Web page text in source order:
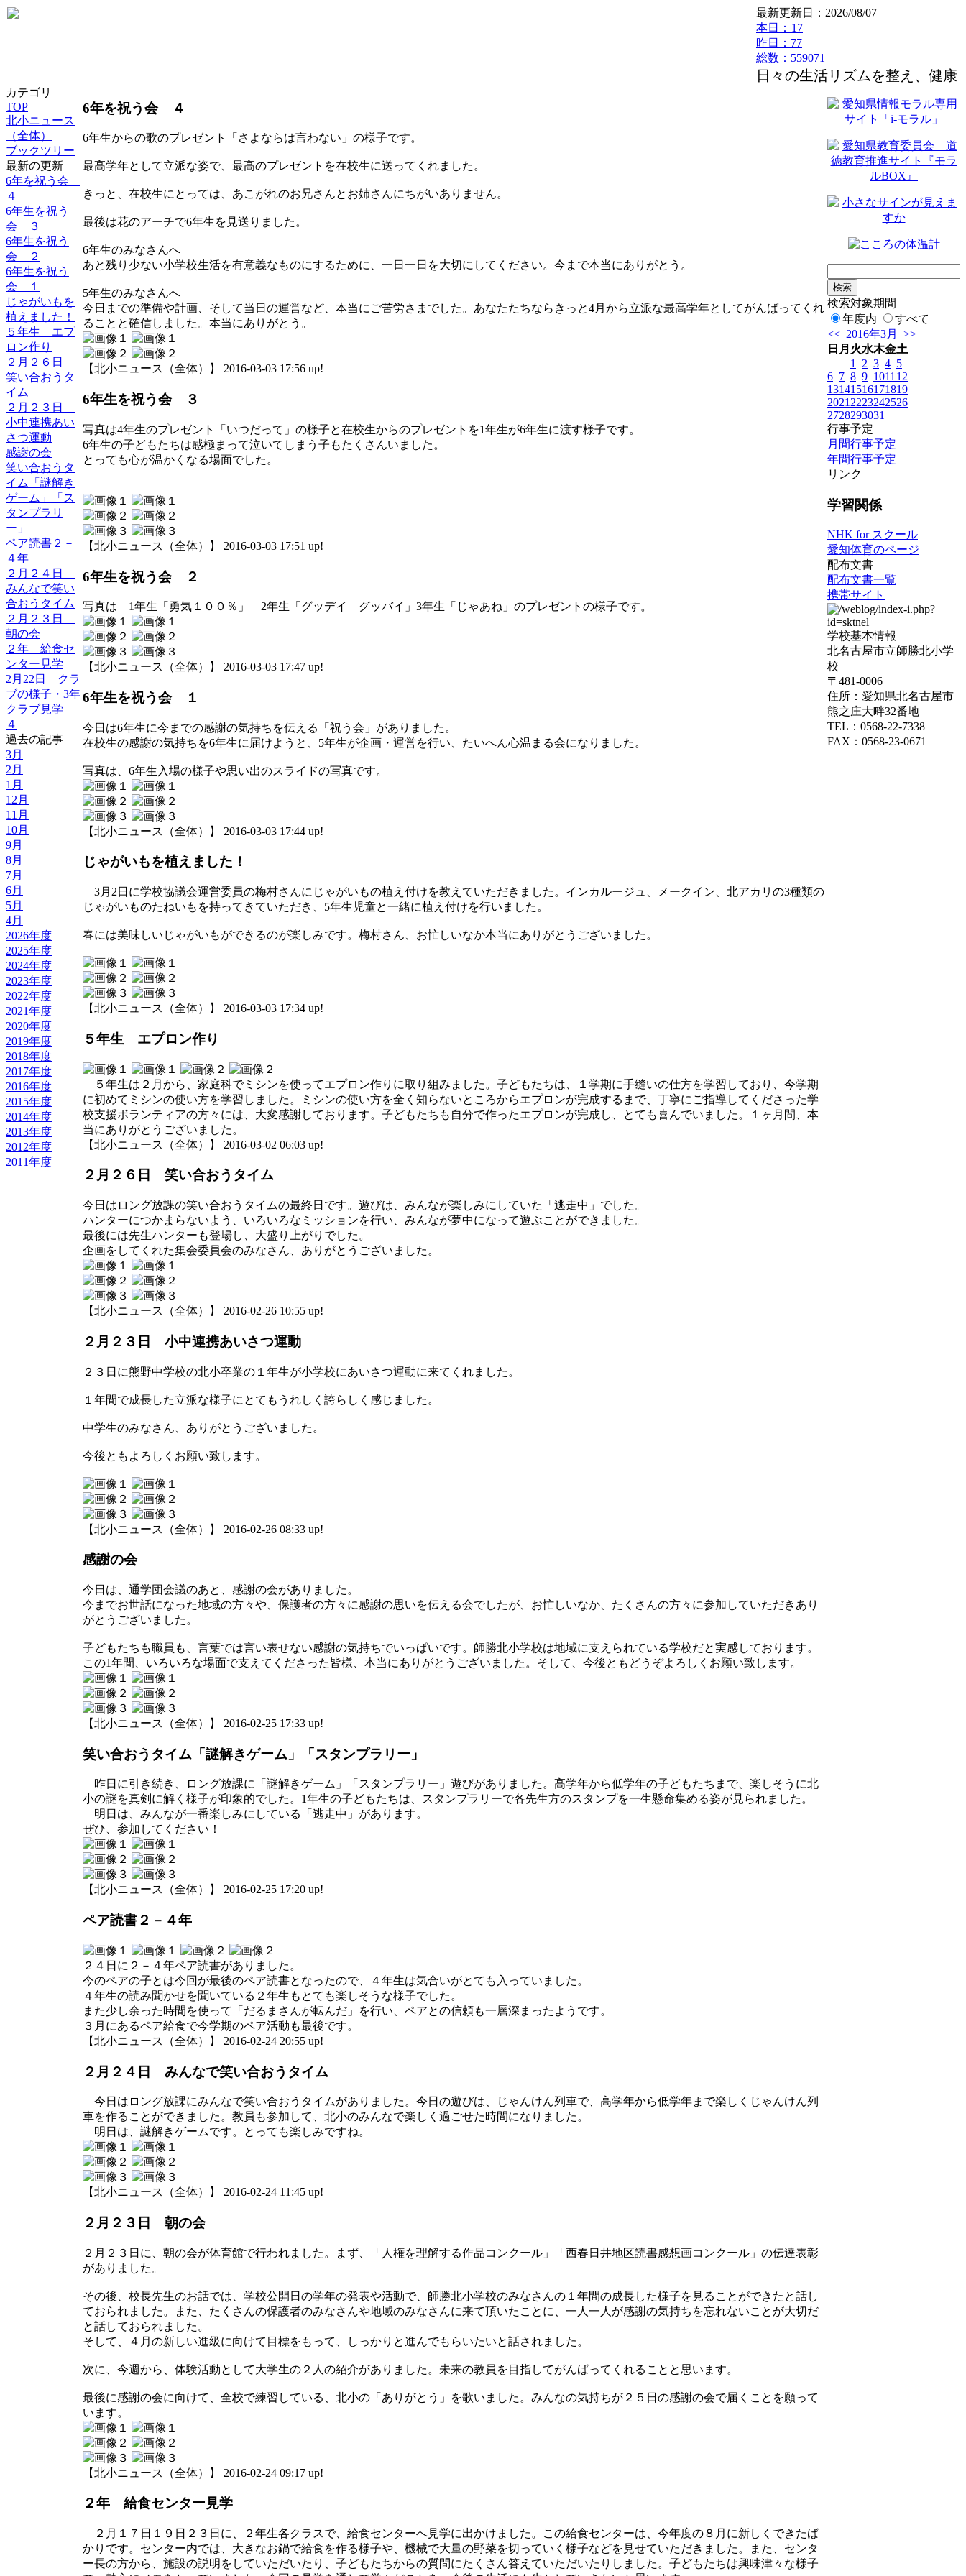
最新更新日：2026/08/07
本日： 17
昨日：77
総数：559071
日々の生活リズムを整え、健康と
カテゴリ
TOP
北小ニュース
（全体）
ブックツリー
最新の更新
6年を祝う会
４
6年生を祝う
会 ３
6年生を祝う
会 ２
6年生を祝う
会 １
じゃがいもを
植えました！
５年生 エプ
ロン作り
２月２６日
笑い合おうタ
イム
２月２３日
小中連携あい
さつ運動
感謝の会
笑い合おうタ
イム「謎解き
ゲーム」「ス
タンプラリ
ー」
ペア読書２－
４年
２月２４日
みんなで笑い
合おうタイム
２月２３日
朝の会
２年 給食セ
ンター見学
2月22日 クラ
ブの様子・3年
クラブ見学
４
過去の記事
3月
2月
1月
12月
11月
10月
9月
8月
7月
6月
5月
4月
2026年度
2025年度
2024年度
2023年度
2022年度
2021年度
2020年度
2019年度
2018年度
2017年度
2016年度
2015年度
2014年度
2013年度
2012年度
2011年度
6年を祝う会 ４
6年生からの歌のプレゼント「さよならは言わない」の様子です。
最高学年として立派な姿で、最高のプレゼントを在校生に送ってくれました。
きっと、在校生にとっては、あこがれのお兄さんとお姉さんにちがいありません。
最後は花のアーチで6年生を見送りました。
6年生のみなさんへ
あと残り少ない小学校生活を有意義なものにするために、一日一日を大切にしてください。今まで本当にありがとう。
5年生のみなさんへ
今日までの準備や計画、そして当日の運営など、本当にご苦労さまでした。あなたたちならきっと4月から立派な最高学年としてがんばってくれ
ることと確信しました。本当にありがとう。
【北小ニュース（全体）】 2016-03-03 17:56 up!
6年生を祝う会 ３
写真は4年生のプレゼント「いつだって」の様子と在校生からのプレゼントを1年生が6年生に渡す様子です。
6年生の子どもたちは感極まって泣いてしまう子もたくさんいました。
とっても心が温かくなる場面でした。
【北小ニュース（全体）】 2016-03-03 17:51 up!
6年生を祝う会 ２
写真は 1年生「勇気１００％」 2年生「グッデイ グッバイ」3年生「じゃあね」のプレゼントの様子です。
【北小ニュース（全体）】 2016-03-03 17:47 up!
6年生を祝う会 １
今日は6年生に今までの感謝の気持ちを伝える「祝う会」がありました。
在校生の感謝の気持ちを6年生に届けようと、5年生が企画・運営を行い、たいへん心温まる会になりました。
写真は、6年生入場の様子や思い出のスライドの写真です。
【北小ニュース（全体）】 2016-03-03 17:44 up!
じゃがいもを植えました！
3月2日に学校協議会運営委員の梅村さんにじゃがいもの植え付けを教えていただきました。インカルージュ、メークイン、北アカリの3種類の
じゃがいものたねいもを持ってきていただき、5年生児童と一緒に植え付けを行いました。
春には美味しいじゃがいもができるのが楽しみです。梅村さん、お忙しいなか本当にありがとうございました。
【北小ニュース（全体）】 2016-03-03 17:34 up!
５年生 エプロン作り
５年生は２月から、家庭科でミシンを使ってエプロン作りに取り組みました。子どもたちは、１学期に手縫いの仕方を学習しており、今学期
に初めてミシンの使い方を学習しました。ミシンの使い方を全く知らないところからエプロンが完成するまで、丁寧にご指導してくださった学
校支援ボランティアの方々には、大変感謝しております。子どもたちも自分で作ったエプロンが完成し、とても喜んでいました。１ヶ月間、本
当にありがとうございました。
【北小ニュース（全体）】 2016-03-02 06:03 up!
２月２６日 笑い合おうタイム
今日はロング放課の笑い合おうタイムの最終日です。遊びは、みんなが楽しみにしていた「逃走中」でした。
ハンターにつかまらないよう、いろいろなミッションを行い、みんなが夢中になって遊ぶことができました。
最後には先生ハンターも登場し、大盛り上がりでした。
企画をしてくれた集会委員会のみなさん、ありがとうございました。
【北小ニュース（全体）】 2016-02-26 10:55 up!
２月２３日 小中連携あいさつ運動
２３日に熊野中学校の北小卒業の１年生が小学校にあいさつ運動に来てくれました。
１年間で成長した立派な様子にとてもうれしく誇らしく感じました。
中学生のみなさん、ありがとうございました。
今後ともよろしくお願い致します。
【北小ニュース（全体）】 2016-02-26 08:33 up!
感謝の会
今日は、通学団会議のあと、感謝の会がありました。
今までお世話になった地域の方々や、保護者の方々に感謝の思いを伝える会でしたが、お忙しいなか、たくさんの方々に参加していただきあり
がとうございました。
子どもたちも職員も、言葉では言い表せない感謝の気持ちでいっぱいです。師勝北小学校は地域に支えられている学校だと実感しております。
この1年間、いろいろな場面で支えてくださった皆様、本当にありがとうございました。そして、今後ともどうぞよろしくお願い致します。
【北小ニュース（全体）】 2016-02-25 17:33 up!
笑い合おうタイム「謎解きゲーム」「スタンプラリー」
昨日に引き続き、ロング放課に「謎解きゲーム」「スタンプラリー」遊びがありました。高学年から低学年の子どもたちまで、楽しそうに北
小の謎を真剣に解く様子が印象的でした。1年生の子どもたちは、スタンプラリーで各先生方のスタンプを一生懸命集める姿が見られました。
明日は、みんなが一番楽しみにしている「逃走中」があります。
ぜひ、参加してください！
【北小ニュース（全体）】 2016-02-25 17:20 up!
ペア読書２－４年
２４日に２－４年ペア読書がありました。
今のペアの子とは今回が最後のペア読書となったので、４年生は気合いがとても入っていました。
４年生の読み聞かせを聞いている２年生もとても楽しそうな様子でした。
また少し余った時間を使って「だるまさんが転んだ」を行い、ペアとの信頼も一層深まったようです。
３月にあるペア給食で今学期のペア活動も最後です。
【北小ニュース（全体）】 2016-02-24 20:55 up!
２月２４日 みんなで笑い合おうタイム
今日はロング放課にみんなで笑い合おうタイムがありました。今日の遊びは、じゃんけん列車で、高学年から低学年まで楽しくじゃんけん列
車を作ることができました。教員も参加して、北小のみんなで楽しく過ごせた時間になりました。
明日は、謎解きゲームです。とっても楽しみですね。
【北小ニュース（全体）】 2016-02-24 11:45 up!
２月２３日 朝の会
２月２３日に、朝の会が体育館で行われました。まず、「人権を理解する作品コンクール」「西春日井地区読書感想画コンクール」の伝達表彰
がありました。
その後、校長先生のお話では、学校公開日の学年の発表や活動で、師勝北小学校のみなさんの１年間の成長した様子を見ることができたと話し
ておられました。また、たくさんの保護者のみなさんや地域のみなさんに来て頂いたことに、一人一人が感謝の気持ちを忘れないことが大切だ
と話しておられました。
そして、４月の新しい進級に向けて目標をもって、しっかりと進んでもらいたいと話されました。
次に、今週から、体験活動として大学生の２人の紹介がありました。未来の教員を目指してがんばってくれることと思います。
最後に感謝の会に向けて、全校で練習している、北小の「ありがとう」を歌いました。みんなの気持ちが２５日の感謝の会で届くことを願って
います。
【北小ニュース（全体）】 2016-02-24 09:17 up!
２年 給食センター見学
２月１７日１９日２３日に、２年生各クラスで、給食センターへ見学に出かけました。この給食センターは、今年度の８月に新しくできたば
かりです。センター内では、大きなお鍋で給食を作る様子や、機械で大量の野菜を切っていく様子などを見せていただきました。また、センタ
ー長の方から、施設の説明をしていただいたり、子どもたちからの質問にたくさん答えていただいたりしました。子どもたちは興味津々な様子
検索対象期間
年度内
すべて
<< 2016年3月
>>
日 月 火水木金土
1
2 3 4 5
6 7 8 9 1011 12
13141516171819
2021 2223242526
2728293031
行事予定
月間行事予定
年間行事予定
リンク
学習関係
NHK for スクール
愛知体育のページ
配布文書
配布文書一覧
携帯サイト
学校基本情報
北名古屋市立師勝北小学
校
〒481-0006
住所：愛知県北名古屋市
熊之庄大畔32番地
TEL：0568-22-7338
FAX：0568-23-0671